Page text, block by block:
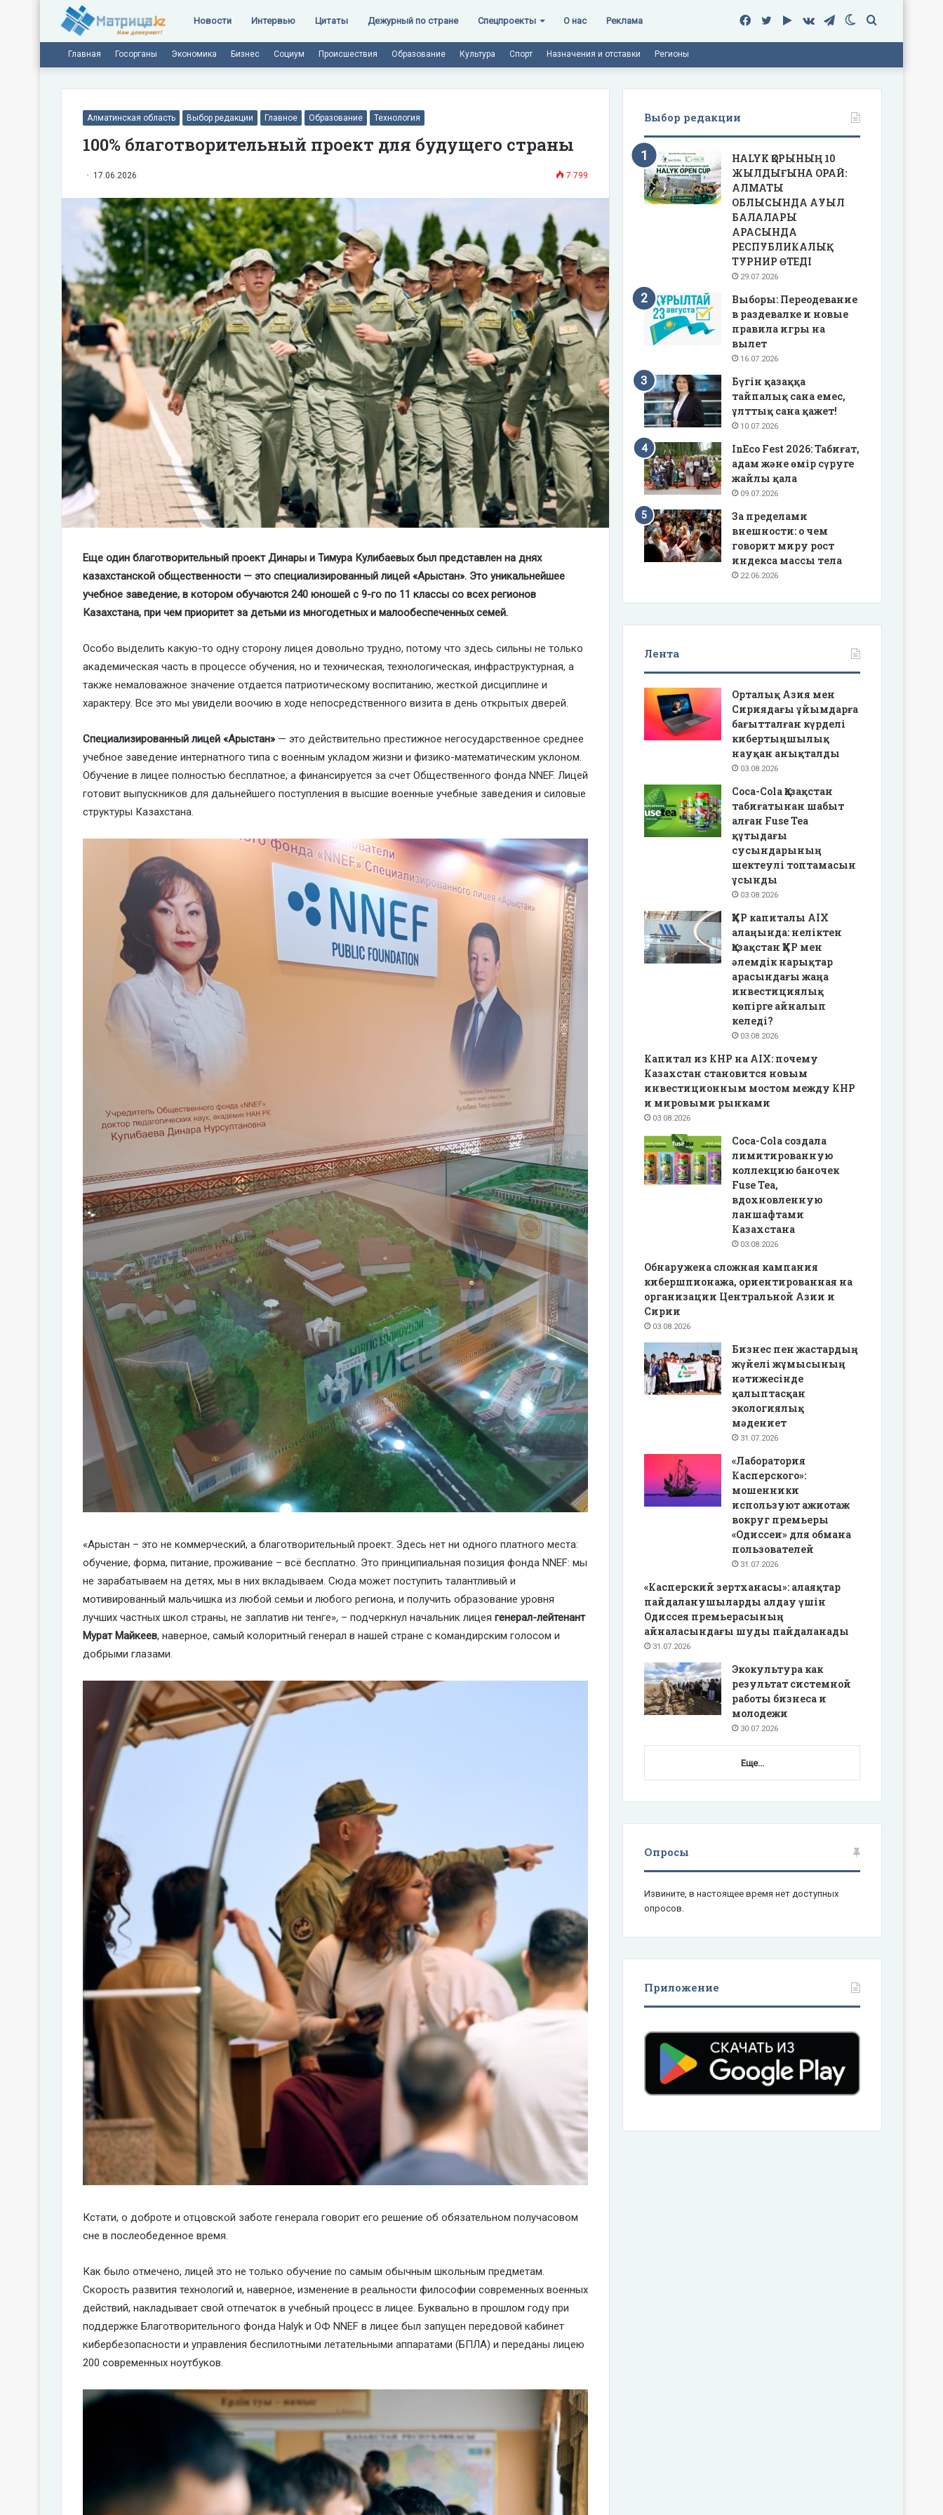
Новости Интервью Цитаты Дежурный по стране Спецпроекты О нас Реклама Поиск
Switch
Telegram
vk.com
Google
Twitter
Facebook
Главная Госорганы Экономика Бизнес Социум Происшествия Образование Культура Спорт Назначения и отставки Регионы
Алматинская область Выбор редакции Главное Образование Технология
100% благотворительный проект для будущего страны
17.06.2026 7 799
Еще один благотворительный проект Динары и Тимура Кулибаевых был представлен на днях
казахстанской общественности — это специализированный лицей «Арыстан». Это уникальнейшее
учебное заведение, в котором обучаются 240 юношей с 9-го по 11 классы со всех регионов
Казахстана, при чем приоритет за детьми из многодетных и малообеспеченных семей.
Особо выделить какую-то одну сторону лицея довольно трудно, потому что здесь сильны не только
академическая часть в процессе обучения, но и техническая, технологическая, инфраструктурная, а
также немаловажное значение отдается патриотическому воспитанию, жесткой дисциплине и
характеру. Все это мы увидели воочию в ходе непосредственного визита в день открытых дверей.
Специализированный лицей «Арыстан»— это действительно престижное негосударственное среднее
учебное заведение интернатного типа с военным укладом жизни и физико-математическим уклоном.
Обучение в лицее полностью бесплатное, а финансируется за счет Общественного фонда NNEF. Лицей
готовит выпускников для дальнейшего поступления в высшие военные учебные заведения и силовые
структуры Казахстана.
«Арыстан – это не коммерческий, а благотворительный проект. Здесь нет ни одного платного места:
обучение, форма, питание, проживание – всё бесплатно. Это принципиальная позиция фонда NNEF: мы
не зарабатываем на детях, мы в них вкладываем. Сюда может поступить талантливый и
мотивированный мальчишка из любой семьи и любого региона, и получить образование уровня
лучших частных школ страны, не заплатив ни тенге», – подчеркнул начальник лицея генерал-лейтенант
Мурат Майкеев, наверное, самый колоритный генерал в нашей стране с командирским голосом и
добрыми глазами.
Кстати, о доброте и отцовской заботе генерала говорит его решение об обязательном получасовом
сне в послеобеденное время.
Как было отмечено, лицей это не только обучение по самым обычным школьным предметам.
Скорость развития технологий и, наверное, изменение в реальности философии современных военных
действий, накладывает свой отпечаток в учебный процесс в лицее. Буквально в прошлом году при
поддержке Благотворительного фонда Halyk и ОФ NNEF в лицее был запущен передовой кабинет
кибербезопасности и управления беспилотными летательными аппаратами (БПЛА) и переданы лицею
200 современных ноутбуков.
Выбор редакции
HALYK ҚОРЫНЫҢ 10
ЖЫЛДЫҒЫНА ОРАЙ:
АЛМАТЫ
ОБЛЫСЫНДА АУЫЛ
БАЛАЛАРЫ
АРАСЫНДА
РЕСПУБЛИКАЛЫҚ
ТУРНИР ӨТЕДІ
29.07.2026
Выборы: Переодевание
в раздевалке и новые
правила игры на
вылет
16.07.2026
Бүгін қазаққа
тайпалық сана емес,
ұлттық сана қажет!
10.07.2026
InEco Fest 2026: Табиғат,
адам және өмір сүруге
жайлы қала
09.07.2026
За пределами
внешности: о чем
говорит миру рост
индекса массы тела
22.06.2026
Лента
Орталық Азия мен
Сириядағы ұйымдарға
бағытталған күрделі
кибертыңшылық
науқан анықталды
03.08.2026
Coca-Cola Қазақстан
табиғатынан шабыт
алған Fuse Tea
құтыдағы
сусындарының
шектеулі топтамасын
ұсынды
03.08.2026
ҚХР капиталы AIX
алаңында: неліктен
Қазақстан ҚХР мен
әлемдік нарықтар
арасындағы жаңа
инвестициялық
көпірге айналып
келеді?
03.08.2026
Капитал из КНР на AIX: почему
Казахстан становится новым
инвестиционным мостом между КНР
и мировыми рынками
03.08.2026
Coca-Cola создала
лимитированную
коллекцию баночек
Fuse Tea,
вдохновленную
ланшафтами
Казахстана
03.08.2026
Обнаружена сложная кампания
кибершпионажа, ориентированная на
организации Центральной Азии и
Сирии
03.08.2026
Бизнес пен жастардың
жүйелі жұмысының
нәтижесінде
қалыптасқан
экологиялық
мәдениет
31.07.2026
«Лаборатория
Касперского»:
мошенники
используют ажиотаж
вокруг премьеры
«Одиссеи» для обмана
пользователей
31.07.2026
«Касперский зертханасы»: алаяқтар
пайдаланушыларды алдау үшін
Одиссея премьерасының
айналасындағы шуды пайдаланады
31.07.2026
Экокультура как
результат системной
работы бизнеса и
молодежи
30.07.2026
Еще...
Опросы
Извините, в настоящее время нет доступных
опросов.
Приложение